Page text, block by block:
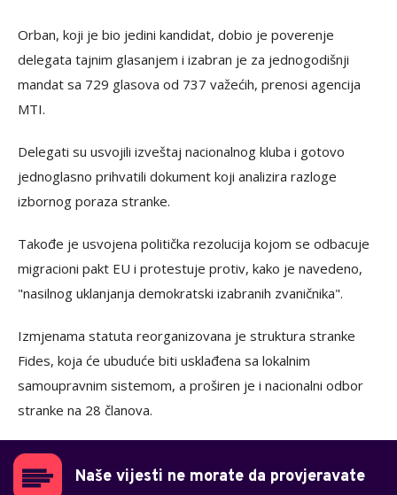
Orban, koji je bio jedini kandidat, dobio je poverenje
delegata tajnim glasanjem i izabran je za jednogodišnji
mandat sa 729 glasova od 737 važećih, prenosi agencija
MTI.
Delegati su usvojili izveštaj nacionalnog kluba i gotovo
jednoglasno prihvatili dokument koji analizira razloge
izbornog poraza stranke.
Takođe je usvojena politička rezolucija kojom se odbacuje
migracioni pakt EU i protestuje protiv, kako je navedeno,
"nasilnog uklanjanja demokratski izabranih zvaničnika".
Izmjenama statuta reorganizovana je struktura stranke
Fides, koja će ubuduće biti usklađena sa lokalnim
samoupravnim sistemom, a proširen je i nacionalni odbor
stranke na 28 članova.
Naše vijesti ne morate da provjeravate